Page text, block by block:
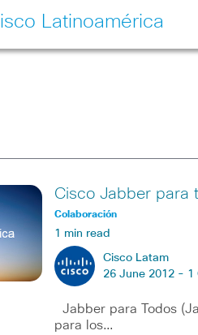
Latinoamérica
Cisco Jabber para
Colaboración
1 min read
Cisco Latam
26 June 2012 - 1
Jabber para Todos
para los…